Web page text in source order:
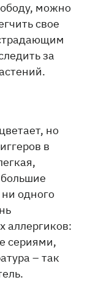
можно
свое
за
но
в
одного
аллергиков:
сериями,
– ​​так